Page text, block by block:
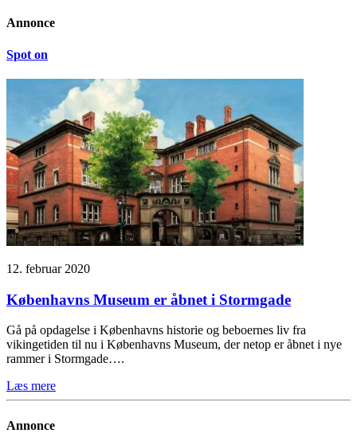
Annonce
Spot on
12. februar 2020
Københavns Museum er åbnet i Stormgade
Gå på opdagelse i Københavns historie og beboernes liv fra
vikingetiden til nu i Københavns Museum, der netop er åbnet i nye
rammer i Stormgade….
Læs mere
Annonce